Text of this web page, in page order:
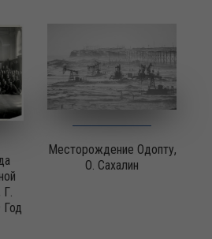
Год
Месторождение Одопту,
О. Сахалин